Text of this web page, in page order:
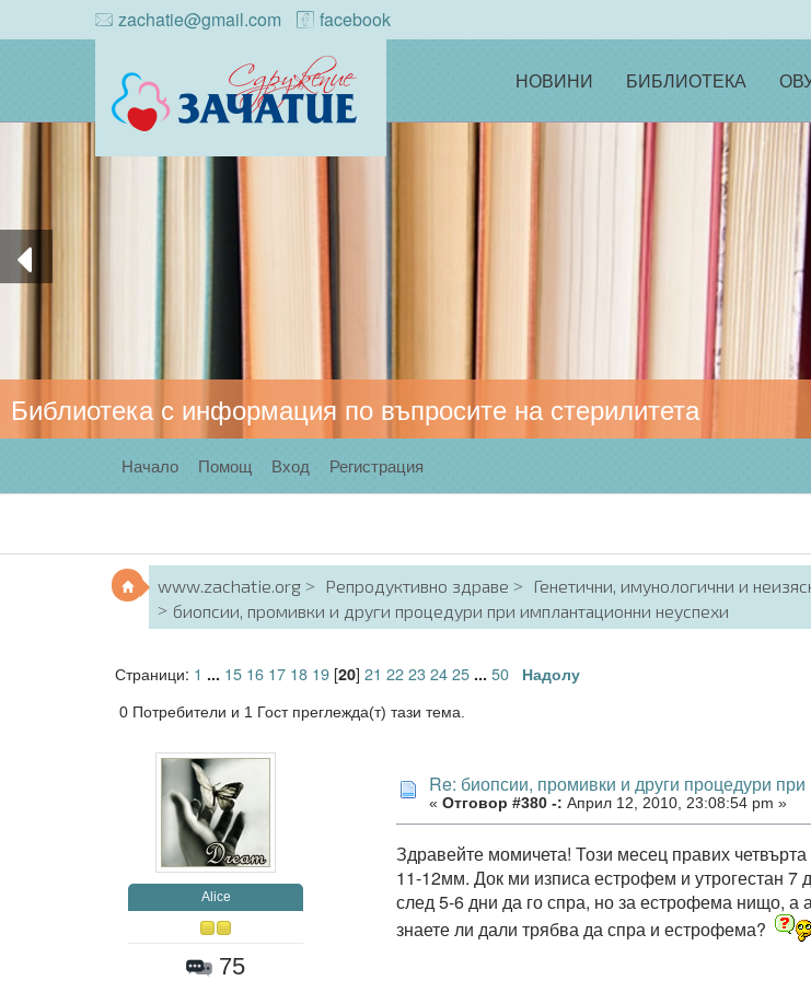
zachatie@gmail.com facebook
НОВИНИ БИБЛИОТЕКА
Библиотека с информация по въпросите на стерилитета
Начало Помощ Вход Регистрация
www.zachatie.org Репродуктивно здраве Генетични, имунологични и
биопсии, промивки и други процедури при имплантационни неуспехи
Страници: 1 ... 15 16 17 18 19[20] 21 22232425 ... 50 Надолу
0 Потребители и 1 Гост преглежда(т) тази тема.
Alice
75
Re: биопсии, промивки и други процедури
« Отговор #380 -: Април 12, 2010, 23:08:54 pm »
Здравейте момичета! Този месец правих
11-12мм. Док ми изписа естрофем и утрогестан 7
след 5-6 дни да го спра, но за естрофема нищо, а
знаете ли дали трябва да спра и естрофема?